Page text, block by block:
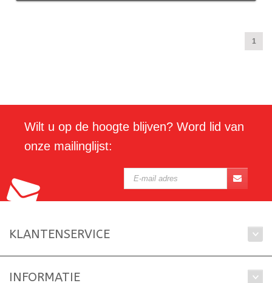
1
Wilt u op de hoogte blijven? Word lid van
onze mailinglijst:
KLANTENSERVICE
INFORMATIE